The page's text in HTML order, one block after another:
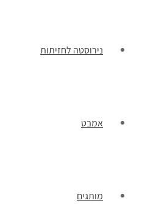
נירוסטה לחזיתות
אמבט
מותגים